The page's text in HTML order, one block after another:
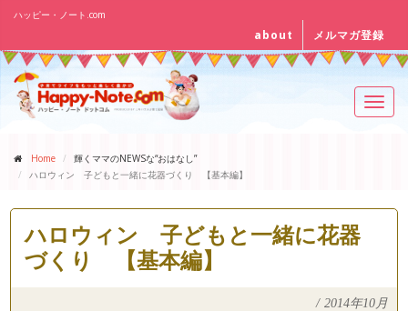
ハッピー・ノート.com
about メルマガ登録
Home
輝くママのNEWSな“おはなし”
ハロウィン 子どもと一緒に花器づくり 【基本編】
ハロウィン 子どもと一緒に花器
づくり 【基本編】
/ 2014年10月